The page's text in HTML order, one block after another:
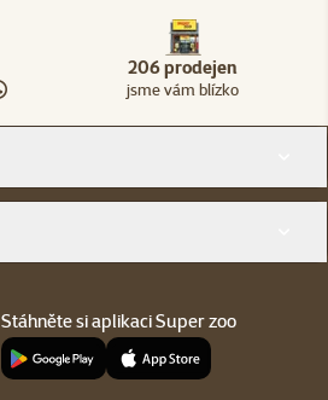
206 prodejen
jsme vám blízko
Stáhněte si aplikaci Super zoo